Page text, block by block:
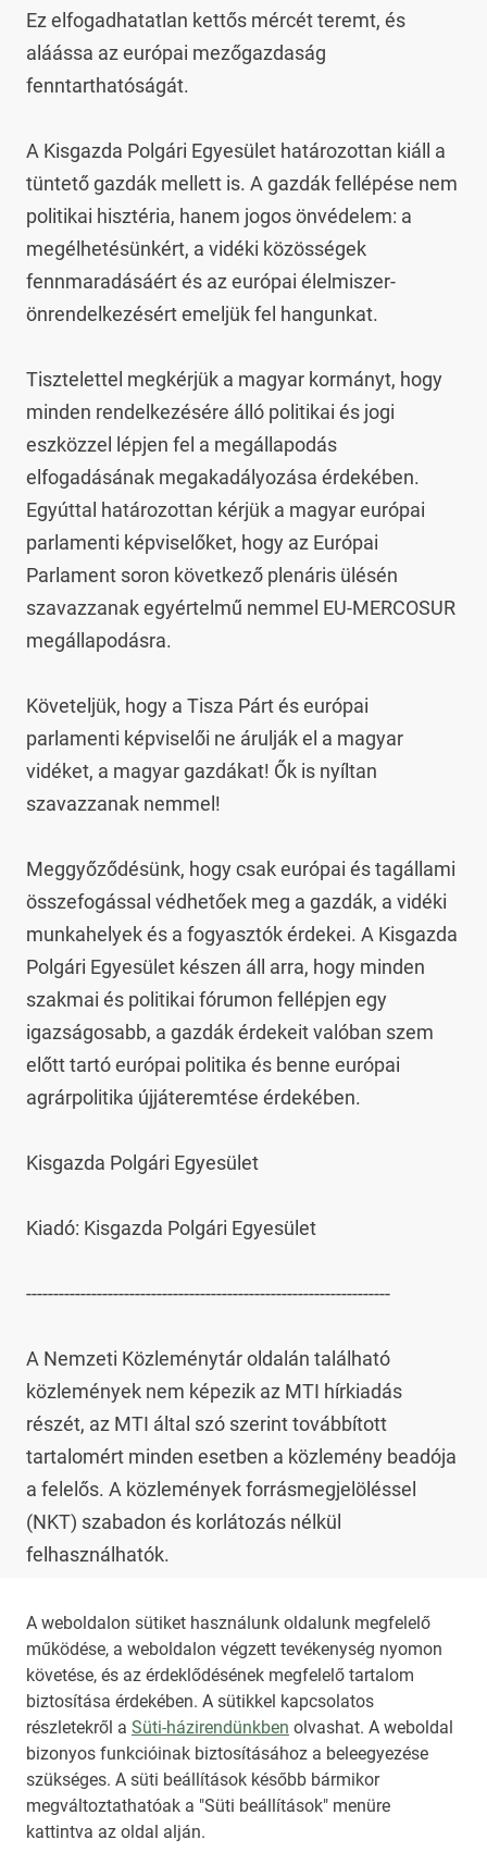
A weboldalon sütiket használunk oldalunk megfelelő
működése, a weboldalon végzett tevékenység nyomon
követése, és az érdeklődésének megfelelő tartalom
biztosítása érdekében. A sütikkel kapcsolatos
részletekről a Süti-házirendünkben olvashat. A weboldal
bizonyos funkcióinak biztosításához a beleegyezése
szükséges. A süti beállítások később bármikor
megváltoztathatóak a "Süti beállítások" menüre
kattintva az oldal alján.
Ez elfogadhatatlan kettős mércét teremt, és
aláássa az európai mezőgazdaság
fenntarthatóságát.
A Kisgazda Polgári Egyesület határozottan kiáll a
tüntető gazdák mellett is. A gazdák fellépése nem
politikai hisztéria, hanem jogos önvédelem: a
megélhetésünkért, a vidéki közösségek
fennmaradásáért és az európai élelmiszer-
önrendelkezésért emeljük fel hangunkat.
Tisztelettel megkérjük a magyar kormányt, hogy
minden rendelkezésére álló politikai és jogi
eszközzel lépjen fel a megállapodás
elfogadásának megakadályozása érdekében.
Egyúttal határozottan kérjük a magyar európai
parlamenti képviselőket, hogy az Európai
Parlament soron következő plenáris ülésén
szavazzanak egyértelmű nemmel EU-MERCOSUR
megállapodásra.
Követeljük, hogy a Tisza Párt és európai
parlamenti képviselői ne árulják el a magyar
vidéket, a magyar gazdákat! Ők is nyíltan
szavazzanak nemmel!
Meggyőződésünk, hogy csak európai és tagállami
összefogással védhetőek meg a gazdák, a vidéki
munkahelyek és a fogyasztók érdekei. A Kisgazda
Polgári Egyesület készen áll arra, hogy minden
szakmai és politikai fórumon fellépjen egy
igazságosabb, a gazdák érdekeit valóban szem
előtt tartó európai politika és benne európai
agrárpolitika újjáteremtése érdekében.
Kisgazda Polgári Egyesület
Kiadó: Kisgazda Polgári Egyesület
-------------------------------------------------------------------
A Nemzeti Közleménytár oldalán található
közlemények nem képezik az MTI hírkiadás
részét, az MTI által szó szerint továbbított
tartalomért minden esetben a közlemény beadója
a felelős. A közlemények forrásmegjelöléssel
(NKT) szabadon és korlátozás nélkül
felhasználhatók.
Az NKT szolgáltatással kapcsolatban további
információt az nkt@dunamsz.hu elektronikus
levelező címen kaphat.
HIRADO.HU MEDIAKLIKK.HU
M4SPORT.HU NEMZETISPORT.HU